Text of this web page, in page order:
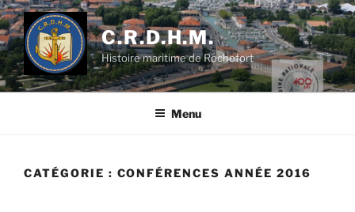
Aller
au
contenu
principal
C.R.D.H.M.
Histoire maritime de Rochefort
Menu
CATÉGORIE : CONFÉRENCES ANNÉE 2016